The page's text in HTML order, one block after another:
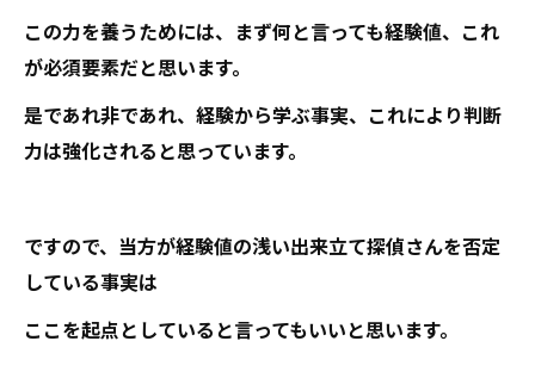
この力を養うためには、まず何と言っても経験値、これ
が必須要素だと思います。
是であれ非であれ、経験から学ぶ事実、これにより判断
力は強化されると思っています。
ですので、当方が経験値の浅い出来立て探偵さんを否定
している事実は
ここを起点としていると言ってもいいと思います。